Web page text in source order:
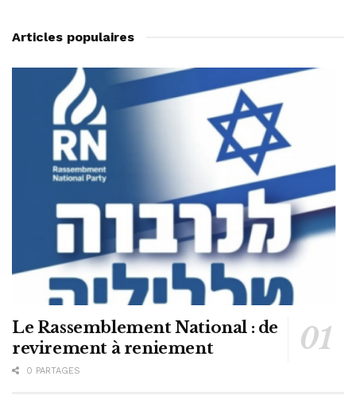
Articles populaires
Le Rassemblement National : de
revirement à reniement
0 PARTAGES